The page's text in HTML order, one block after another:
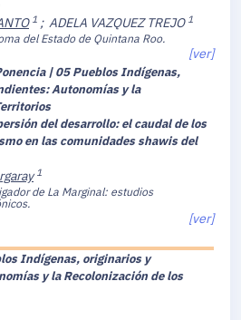
1 ; ADELA VAZQUEZ TREJO 1
del Estado de Quintana Roo.
[ver]
| 05 Pueblos Indígenas,
Autonomías y la
del desarrollo: el caudal de los
en las comunidades shawis del
1
de La Marginal: estudios
[ver]
Indígenas, originarios y
y la Recolonización de los